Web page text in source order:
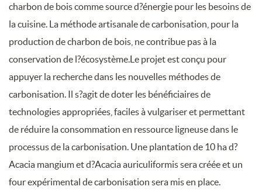
charbon de bois comme source d?énergie pour les besoins de
la cuisine. La méthode artisanale de carbonisation, pour la
production de charbon de bois, ne contribue pas à la
conservation de l?écosystème.Le projet est conçu pour
appuyer la recherche dans les nouvelles méthodes de
carbonisation. Il s?agit de doter les bénéficiaires de
technologies appropriées, faciles à vulgariser et permettant
de réduire la consommation en ressource ligneuse dans le
processus de la carbonisation. Une plantation de 10 ha d?
Acacia mangium et d?Acacia auriculiformis sera créée et un
four expérimental de carbonisation sera mis en place.